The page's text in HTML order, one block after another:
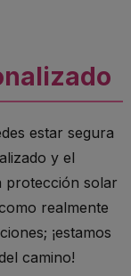
estar segura
y el
protección solar
realmente
¡estamos
camino!